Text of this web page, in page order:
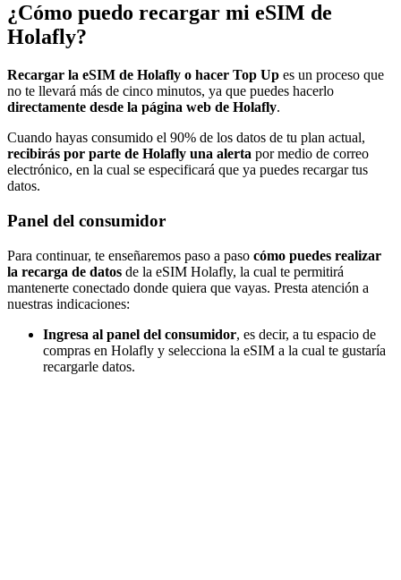
¿Cómo puedo recargar mi eSIM de
Holafly?
Recargar la eSIM de Holafly o hacer Top Up es un proceso que
no te llevará más de cinco minutos, ya que puedes hacerlo
directamente desde la página web de Holafly.
Cuando hayas consumido el 90% de los datos de tu plan actual,
recibirás por parte de Holafly una alerta por medio de correo
electrónico, en la cual se especificará que ya puedes recargar tus
datos.
Panel del consumidor
Para continuar, te enseñaremos paso a paso cómo puedes realizar
la recarga de datos de la eSIM Holafly, la cual te permitirá
mantenerte conectado donde quiera que vayas. Presta atención a
nuestras indicaciones:
Ingresa al panel del consumidor, es decir, a tu espacio de
compras en Holafly y selecciona la eSIM a la cual te gustaría
recargarle datos.